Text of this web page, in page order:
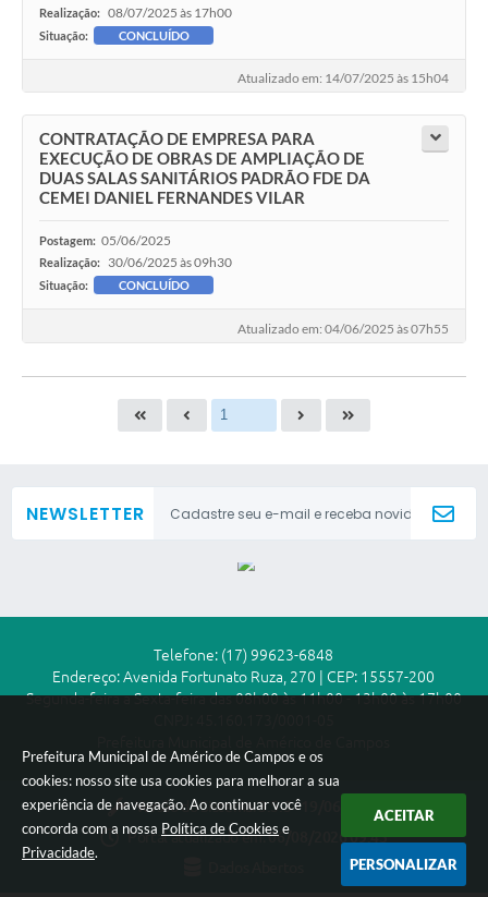
Prefeitura Municipal de Américo de Campos e os
cookies: nosso site usa cookies para melhorar a sua
experiência de navegação. Ao continuar você
concorda com a nossa Política de Cookies e
Privacidade.
ACEITAR
PERSONALIZAR
Realização: 08/07/2025 às 17h00
Situação: CONCLUÍDO
Atualizado em: 14/07/2025 às 15h04
CONTRATAÇÃO DE EMPRESA PARA
EXECUÇÃO DE OBRAS DE AMPLIAÇÃO DE
DUAS SALAS SANITÁRIOS PADRÃO FDE DA
CEMEI DANIEL FERNANDES VILAR
Postagem: 05/06/2025
Realização: 30/06/2025 às 09h30
Situação: CONCLUÍDO
Atualizado em: 04/06/2025 às 07h55
NEWSLETTER
Telefone: (17) 99623-6848
Endereço: Avenida Fortunato Ruza, 270 | CEP: 15557-200
Segunda-feira a Sexta-feira das 08h00 às 11h00 - 13h00 às 17h00
Versão do Sistema:3.5.3 - 19/06/2026
Portal atualizado em:06/08/2026 09:43